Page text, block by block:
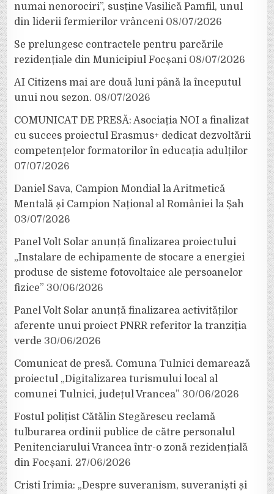
numai nenorociri”, susține Vasilică Pamfil, unul
din liderii fermierilor vrânceni 08/07/2026
Se prelungesc contractele pentru parcările
rezidențiale din Municipiul Focșani 08/07/2026
AI Citizens mai are două luni până la începutul
unui nou sezon. 08/07/2026
COMUNICAT DE PRESĂ: Asociația NOI a finalizat
cu succes proiectul Erasmus+ dedicat dezvoltării
competențelor formatorilor în educația adulților
07/07/2026
Daniel Sava, Campion Mondial la Aritmetică
Mentală și Campion Național al României la Șah
03/07/2026
Panel Volt Solar anunță finalizarea proiectului
„Instalare de echipamente de stocare a energiei
produse de sisteme fotovoltaice ale persoanelor
fizice” 30/06/2026
Panel Volt Solar anunță finalizarea activităților
aferente unui proiect PNRR referitor la tranziția
verde 30/06/2026
Comunicat de presă. Comuna Tulnici demarează
proiectul „Digitalizarea turismului local al
comunei Tulnici, județul Vrancea” 30/06/2026
Fostul polițist Cătălin Stegărescu reclamă
tulburarea ordinii publice de către personalul
Penitenciarului Vrancea într-o zonă rezidențială
din Focșani. 27/06/2026
Cristi Irimia: „Despre suveranism, suveraniști și